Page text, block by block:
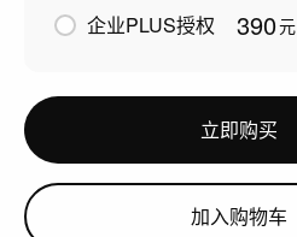
企业PLUS授权 390元
立即购买
加入购物车